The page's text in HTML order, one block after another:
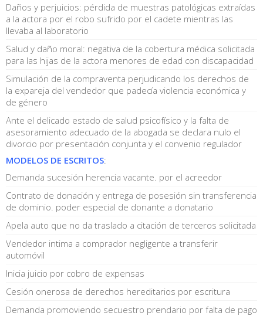
Daños y perjuicios: pérdida de muestras patológicas extraídas
a la actora por el robo sufrido por el cadete mientras las
llevaba al laboratorio
Salud y daño moral: negativa de la cobertura médica solicitada
para las hijas de la actora menores de edad con discapacidad
Simulación de la compraventa perjudicando los derechos de
la expareja del vendedor que padecía violencia económica y
de género
Ante el delicado estado de salud psicofísico y la falta de
asesoramiento adecuado de la abogada se declara nulo el
divorcio por presentación conjunta y el convenio regulador
MODELOS DE ESCRITOS:
Demanda sucesión herencia vacante. por el acreedor
Contrato de donación y entrega de posesión sin transferencia
de dominio. poder especial de donante a donatario
Apela auto que no da traslado a citación de terceros solicitada
Vendedor intima a comprador negligente a transferir
automóvil
Inicia juicio por cobro de expensas
Cesión onerosa de derechos hereditarios por escritura
Demanda promoviendo secuestro prendario por falta de pago